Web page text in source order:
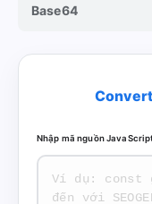
Base64
Nhập mã nguồn